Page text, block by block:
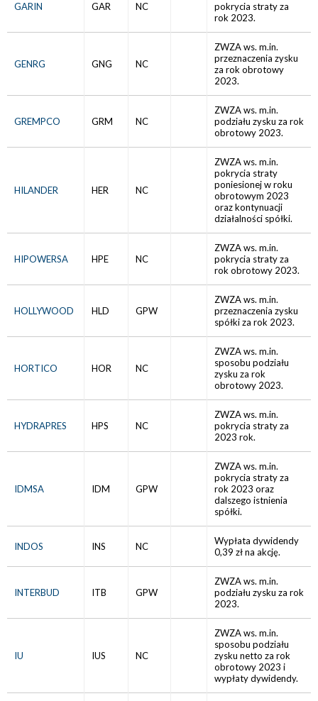
GARIN GAR NC
pokrycia straty za
rok 2023.
GENRG GNG NC
ZWZA ws. m.in.
przeznaczenia zysku
za rok obrotowy
2023.
GREMPCO GRM NC
ZWZA ws. m.in.
podziału zysku za rok
obrotowy 2023.
HILANDER HER NC
ZWZA ws. m.in.
pokrycia straty
poniesionej w roku
obrotowym 2023
oraz kontynuacji
działalności spółki.
HIPOWERSA HPE NC
ZWZA ws. m.in.
pokrycia straty za
rok obrotowy 2023.
HOLLYWOOD HLD GPW
ZWZA ws. m.in.
przeznaczenia zysku
spółki za rok 2023.
HORTICO HOR NC
ZWZA ws. m.in.
sposobu podziału
zysku za rok
obrotowy 2023.
HYDRAPRES HPS NC
ZWZA ws. m.in.
pokrycia straty za
2023 rok.
IDMSA IDM GPW
ZWZA ws. m.in.
pokrycia straty za
rok 2023 oraz
dalszego istnienia
spółki.
INDOS INS NC
Wypłata dywidendy
0,39 zł na akcję.
INTERBUD ITB GPW
ZWZA ws. m.in.
podziału zysku za rok
2023.
IU IUS NC
ZWZA ws. m.in.
sposobu podziału
zysku netto za rok
obrotowy 2023 i
wypłaty dywidendy.